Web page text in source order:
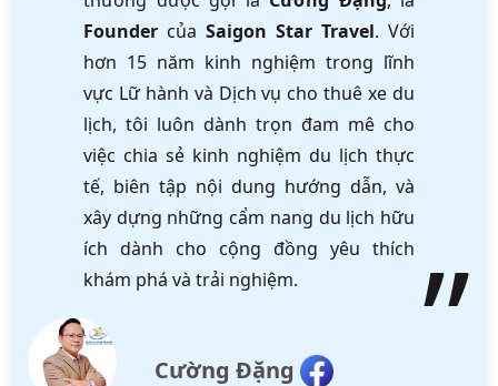
Founder của Saigon Star Travel. Với
hơn 15 năm kinh nghiệm trong lĩnh
vực Lữ hành và Dịch vụ cho thuê xe du
lịch, tôi luôn dành trọn đam mê cho
việc chia sẻ kinh nghiệm du lịch thực
tế, biên tập nội dung hướng dẫn, và
xây dựng những cẩm nang du lịch hữu
ích dành cho cộng đồng yêu thích
khám phá và trải nghiệm.
Cường Đặng